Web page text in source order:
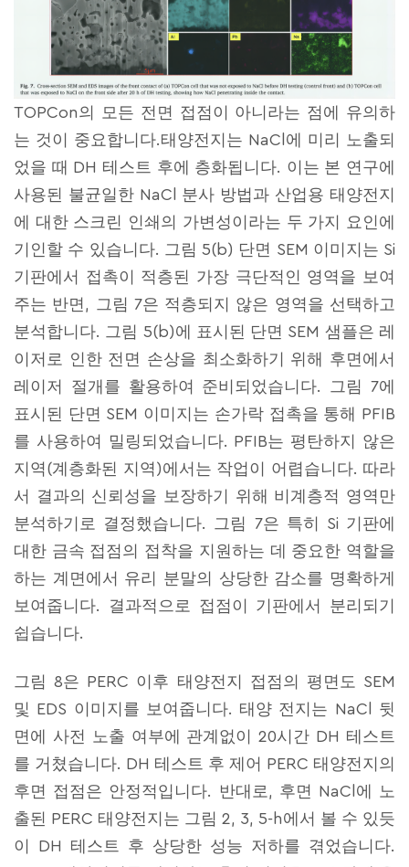
TOPCon의 모든 전면 접점이 아니라는 점에 유의하
는 것이 중요합니다.태양전지는 NaCl에 미리 노출되
었을 때 DH 테스트 후에 층화됩니다. 이는 본 연구에
사용된 불균일한 NaCl 분사 방법과 산업용 태양전지
에 대한 스크린 인쇄의 가변성이라는 두 가지 요인에
기인할 수 있습니다. 그림 5(b) 단면 SEM 이미지는 Si
기판에서 접촉이 적층된 가장 극단적인 영역을 보여
주는 반면, 그림 7은 적층되지 않은 영역을 선택하고
분석합니다. 그림 5(b)에 표시된 단면 SEM 샘플은 레
이저로 인한 전면 손상을 최소화하기 위해 후면에서
레이저 절개를 활용하여 준비되었습니다. 그림 7에
표시된 단면 SEM 이미지는 손가락 접촉을 통해 PFIB
를 사용하여 밀링되었습니다. PFIB는 평탄하지 않은
지역(계층화된 지역)에서는 작업이 어렵습니다. 따라
서 결과의 신뢰성을 보장하기 위해 비계층적 영역만
분석하기로 결정했습니다. 그림 7은 특히 Si 기판에
대한 금속 접점의 접착을 지원하는 데 중요한 역할을
하는 계면에서 유리 분말의 상당한 감소를 명확하게
보여줍니다. 결과적으로 접점이 기판에서 분리되기
쉽습니다.
그림 8은 PERC 이후 태양전지 접점의 평면도 SEM
및 EDS 이미지를 보여줍니다. 태양 전지는 NaCl 뒷
면에 사전 노출 여부에 관계없이 20시간 DH 테스트
를 거쳤습니다. DH 테스트 후 제어 PERC 태양전지의
후면 접점은 안정적입니다. 반대로, 후면 NaCl에 노
출된 PERC 태양전지는 그림 2, 3, 5-h에서 볼 수 있듯
이 DH 테스트 후 상당한 성능 저하를 겪었습니다.